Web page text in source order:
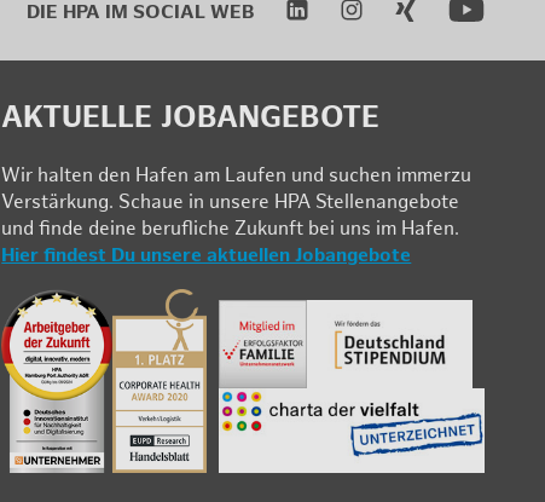
DIE HPA IM SO­CI­AL WEB
AK­TU­EL­LE JOB­AN­GE­BO­TE
Wir hal­ten den Ha­fen am Lau­fen und su­chen im­mer­zu
Ver­stär­kung. Schau­e in un­se­re HPA Stel­len­an­ge­bo­te
und fin­de deine be­ruf­li­che Zu­kunft bei uns im Ha­fen.
Hier fin­dest Du un­se­re ak­tu­el­len Job­an­ge­bo­te